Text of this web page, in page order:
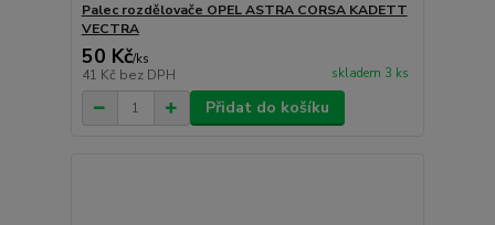
Palec rozdělovače OPEL ASTRA CORSA KADETT
VECTRA
50 Kč/ks
41 Kč bez DPH skladem 3 ks
Přidat do košíku